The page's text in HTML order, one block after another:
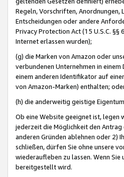
Regeln, Vorschriften, Anordnungen,
Entscheidungen oder andere
Privacy Protection Act (15 U.S.C.
Internet erlassen wurden);
(g) die Marken von Amazon oder
verbundenen Unternehmen in
einem anderen Identifikator auf
von Amazon-Marken) enthalten;
(h) die anderweitig geistige
Ob eine Website geeignet ist, legen
jederzeit die Möglichkeit den Antrag
anderen Gründen ablehnen oder 2)
schließen, dürfen Sie ohne unsere
wiederaufleben zu lassen. Wenn
bereitgestellt wird.